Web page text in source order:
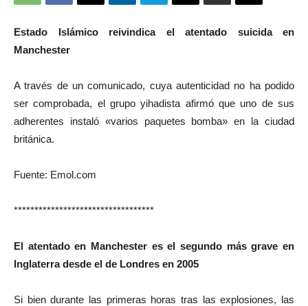
Estado Islámico reivindica el atentado suicida en
Manchester
A través de un comunicado, cuya autenticidad no ha podido
ser comprobada, el grupo yihadista afirmó que uno de sus
adherentes instaló «varios paquetes bomba» en la ciudad
británica.
Fuente: Emol.com
**********************************
El atentado en Manchester es el segundo más grave en
Inglaterra desde el de Londres en 2005
Si bien durante las primeras horas tras las explosiones, las